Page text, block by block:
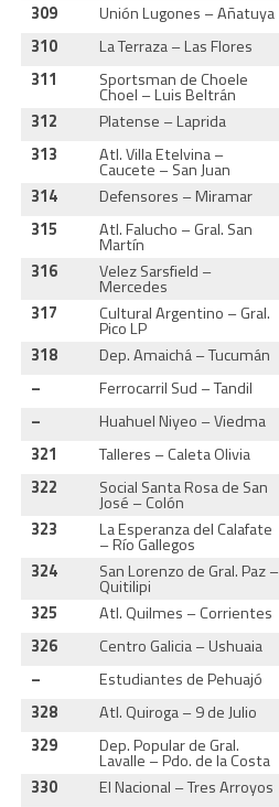
309
Unión Lugones – Añatuya
310
La Terraza – Las Flores
311
Sportsman de Choele
Choel – Luis Beltrán
312
Platense – Laprida
313
Atl. Villa Etelvina –
Caucete – San Juan
314
Defensores – Miramar
315
Atl. Falucho – Gral. San
Martín
316
Velez Sarsfield –
Mercedes
317
Cultural Argentino – Gral.
Pico LP
318
Dep. Amaichá – Tucumán
–
Ferrocarril Sud – Tandil
–
Huahuel Niyeo – Viedma
321
Talleres – Caleta Olivia
322
Social Santa Rosa de San
José – Colón
323
La Esperanza del Calafate
– Río Gallegos
324
San Lorenzo de Gral. Paz –
Quitilipi
325
Atl. Quilmes – Corrientes
326
Centro Galicia – Ushuaia
–
Estudiantes de Pehuajó
328
Atl. Quiroga – 9 de Julio
329
Dep. Popular de Gral.
Lavalle – Pdo. de la Costa
330
El Nacional – Tres Arroyos